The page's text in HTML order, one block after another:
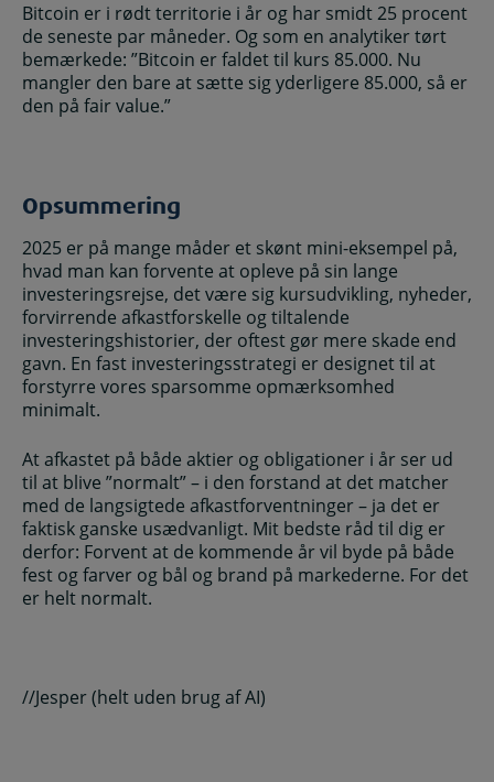
Bitcoin er i rødt territorie i år og har smidt 25 procent
de seneste par måneder. Og som en analytiker tørt
bemærkede: ”Bitcoin er faldet til kurs 85.000. Nu
mangler den bare at sætte sig yderligere 85.000, så er
den på fair value.”
Opsummering
2025 er på mange måder et skønt mini-eksempel på,
hvad man kan forvente at opleve på sin lange
investeringsrejse, det være sig kursudvikling, nyheder,
forvirrende afkastforskelle og tiltalende
investeringshistorier, der oftest gør mere skade end
gavn. En fast investeringsstrategi er designet til at
forstyrre vores sparsomme opmærksomhed
minimalt.
At afkastet på både aktier og obligationer i år ser ud
til at blive ”normalt” – i den forstand at det matcher
med de langsigtede afkastforventninger – ja det er
faktisk ganske usædvanligt. Mit bedste råd til dig er
derfor: Forvent at de kommende år vil byde på både
fest og farver og bål og brand på markederne. For det
er helt normalt.
//Jesper (helt uden brug af AI)